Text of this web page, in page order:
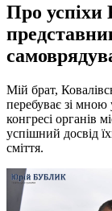
Про успіхи
Мій брат,
перебуває зі
конгресі органів
успішний досвід
сміття.